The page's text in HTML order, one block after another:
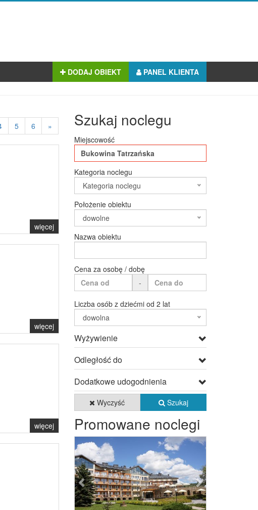
DODAJ OBIEKT PANEL KLIENTA
5 6 »
więcej
więcej
więcej
Szukaj noclegu
Miejscowość
Kategoria noclegu
Kategoria noclegu
Położenie obiektu
dowolne
Nazwa obiektu
Cena za osobę / dobę
-
Liczba osób z dziećmi od 2 lat
dowolna
Wyżywienie
Odległość do
Dodatkowe udogodnienia
Wyczyść Szukaj
Promowane noclegi
Previous Next